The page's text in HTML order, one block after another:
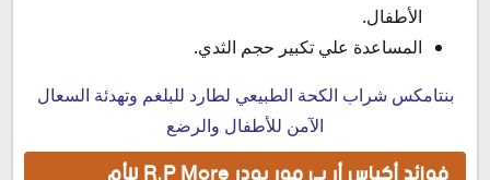
الأطفال.
المساعدة علي تكبير حجم الثدي.
بنتامكس شراب الكحة الطبيعي لطارد للبلغم وتهدئة السعال
الآمن للأطفال والرضع